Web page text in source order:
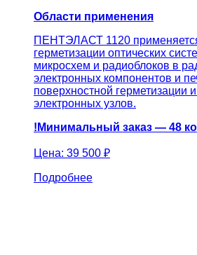
Области применения
ПЕНТЭЛАСТ 1120
герметизации оптических
микросхем и радиоблоков в
электронных компонентов и
поверхностной герметизации
электронных узлов.
!Минимальный заказ — 48
Цена: 39 500 ₽
Подробнее